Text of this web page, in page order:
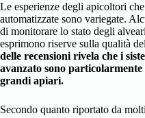
Le esperienze degli apicoltori
automatizzate sono variegate.
di monitorare lo stato degli
esprimono riserve sulla qualità
delle recensioni rivela che i
avanzato sono
grandi apiari.
Secondo quanto riportato da